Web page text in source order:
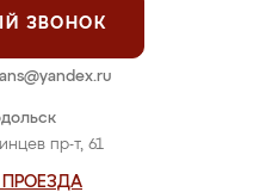
пр-т, 61
ЗВОНОК